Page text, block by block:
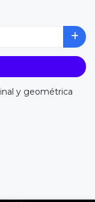
y geométrica